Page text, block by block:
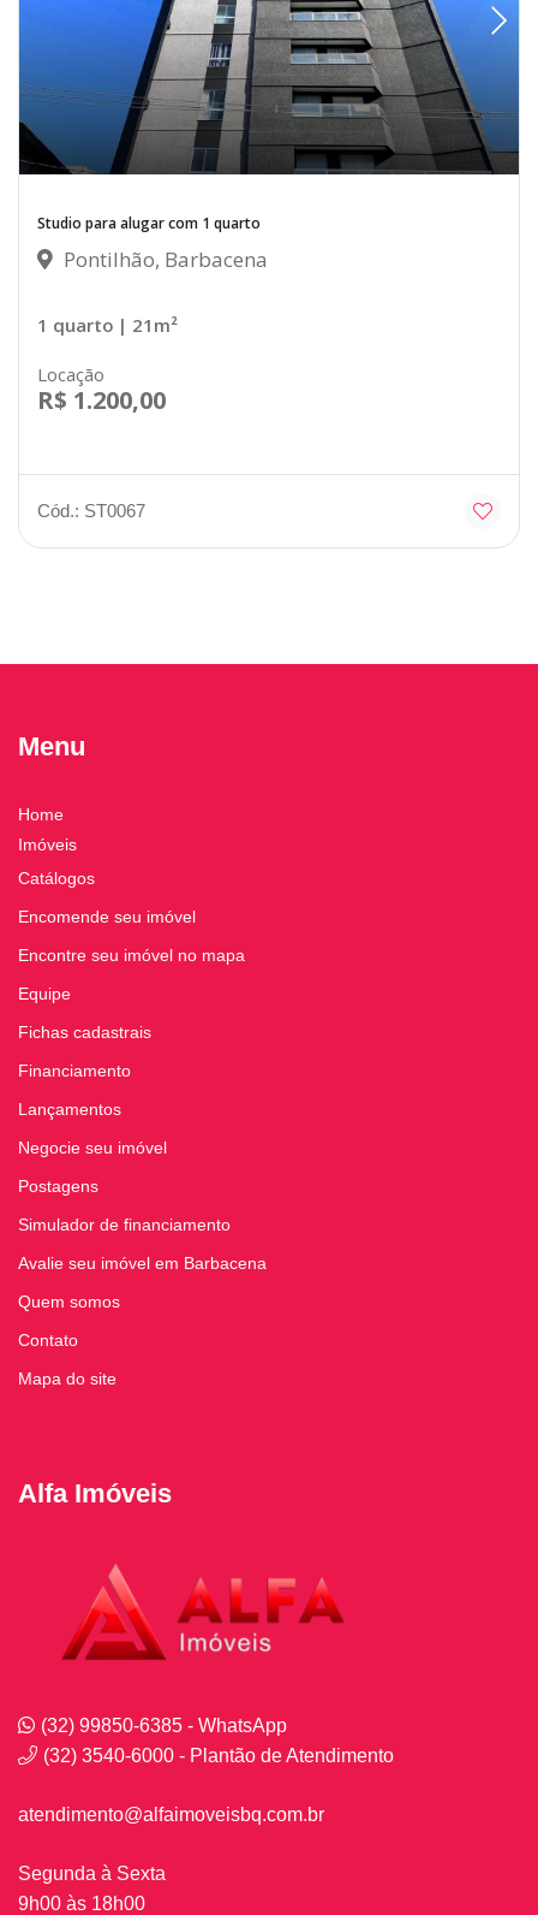
Studio para alugar com 1 quarto
Pontilhão, Barbacena
1 quarto | 21m²
Locação
R$ 1.200,00
Cód.: ST0067
Menu
Home
Imóveis
Catálogos
Encomende seu imóvel
Encontre seu imóvel no mapa
Equipe
Fichas cadastrais
Financiamento
Lançamentos
Negocie seu imóvel
Postagens
Simulador de financiamento
Avalie seu imóvel em Barbacena
Quem somos
Contato
Mapa do site
Alfa Imóveis
(32) 99850-6385 - WhatsApp
(32) 3540-6000 - Plantão de Atendimento
atendimento@alfaimoveisbq.com.br
Segunda à Sexta
9h00 às 18h00